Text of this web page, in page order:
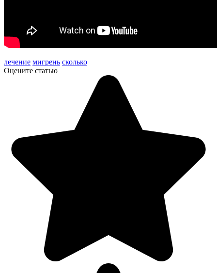
лечение мигрень сколько
Оцените статью